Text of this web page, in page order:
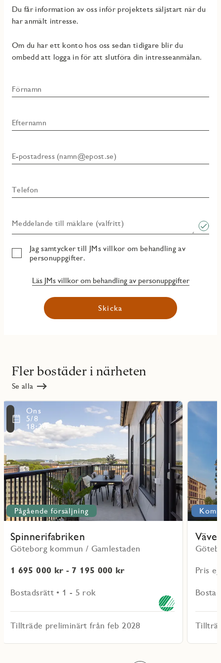
Du får information av oss inför projektets säljstart när du
har anmält intresse.
Om du har ett konto hos oss sedan tidigare blir du
ombedd att logga in för att slutföra din intresseanmälan.
Förnamn
Efternamn
E-postadress (namn@epost.se)
Telefon
Meddelande till mäklare (valfritt)
Jag samtycker till JMs villkor om behandling av
personuppgifter.
Läs JMs villkor om behandling av personuppgifter
Skicka
Fler bostäder i närheten
Se alla
Pågående försäljning
Spinnerifabriken
Göteborg kommun / Gamlestaden
1 695 000 kr - 7 195 000 kr
Bostadsrätt • 1 - 5 rok
Tillträde preliminärt från feb 2028
Ons
5/8
18:30
Läs
mer
Spinnerifabriken
Pris
Läs
mer